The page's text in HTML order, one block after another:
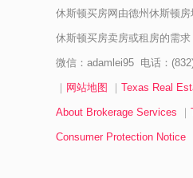
休斯顿买房网由德州休斯顿
休斯顿买房卖房或租房的需
微信：adamlei95 电话：
网站地图 Texas Real
About Brokerage Services
Consumer Protection Notice